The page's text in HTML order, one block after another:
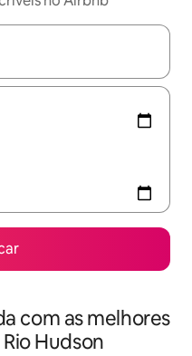
disponíveis, explore-os
com as melhores
Hudson